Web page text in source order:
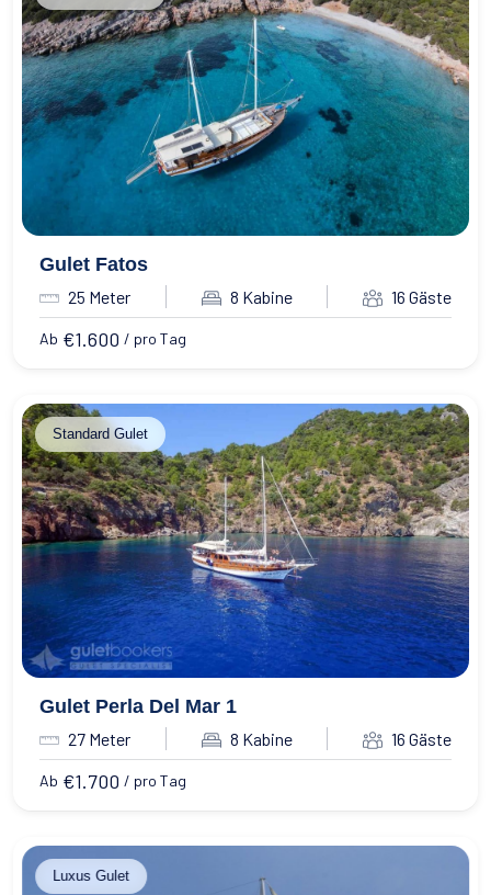
Gulet Fatos
25 Meter 8 Kabine 16 Gäste
Ab €1.600 / pro Tag
Standard Gulet
Gulet Perla Del Mar 1
27 Meter 8 Kabine 16 Gäste
Ab €1.700 / pro Tag
Luxus Gulet